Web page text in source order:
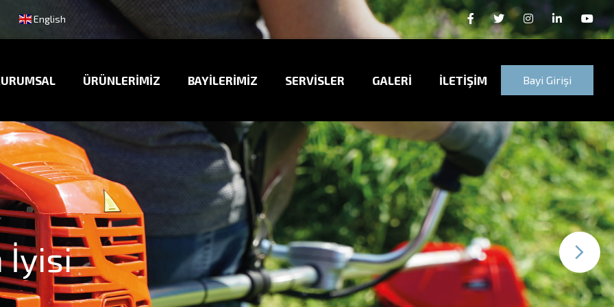
English
ÜRÜNLERİMİZ BAYİLERİMİZ SERVİSLER GALERİ İLETİŞİM Bayi Girişi
İyisi